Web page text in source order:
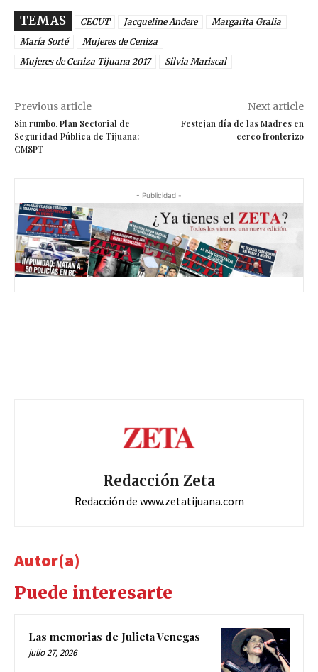
TEMAS CECUT Jacqueline Andere
Margarita Gralia
María Sorté
Mujeres de Ceniza
Mujeres de Ceniza Tijuana 2017
Silvia Mariscal
Previous article
Sin rumbo, Plan Sectorial de
Seguridad Pública de Tijuana:
CMSPT
Next article
Festejan día de las Madres en
cerco fronterizo
- Publicidad -
Redacción Zeta
Redacción de www.zetatijuana.com
Autor(a)
Puede interesarte
Las memorias de Julieta Venegas
julio 27, 2026